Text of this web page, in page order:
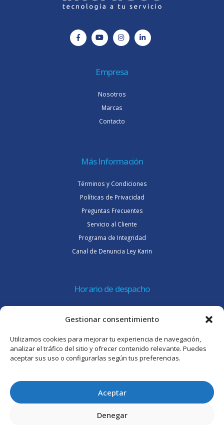
Gestionar consentimiento
Utilizamos cookies para mejorar tu experiencia de navegación,
analizar el tráfico del sitio y ofrecer contenido relevante. Puedes
aceptar sus uso o configurarlas según tus preferencias.
Aceptar
Denegar
Empresa
Nosotros
Marcas
Contacto
Más Información
Términos y Condiciones
Políticas de Privacidad
Preguntas Frecuentes
Servicio al Cliente
Programa de Integridad
Canal de Denuncia Ley Karin
Horario de despacho
Viernes 8:30 a 15:30 hrs.
Atención al cliente
Lunes a jueves de 09:00 a 17:45 hrs.